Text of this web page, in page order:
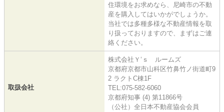
住環境をお求めなら、尼崎市の不動
産を購入してはいかがでしょうか。
当社では多種多様な不動産情報を取
り扱っておりますので、まずはご連
絡ください。
取扱会社
株式会社Ｙ‘ｓ ルームズ
京都府京都市山科区竹鼻竹ノ街道町9
2 ラクトC棟1F
TEL:075-582-6060
京都府知事 (4) 第11866号
（公社）全日本不動産協会会員